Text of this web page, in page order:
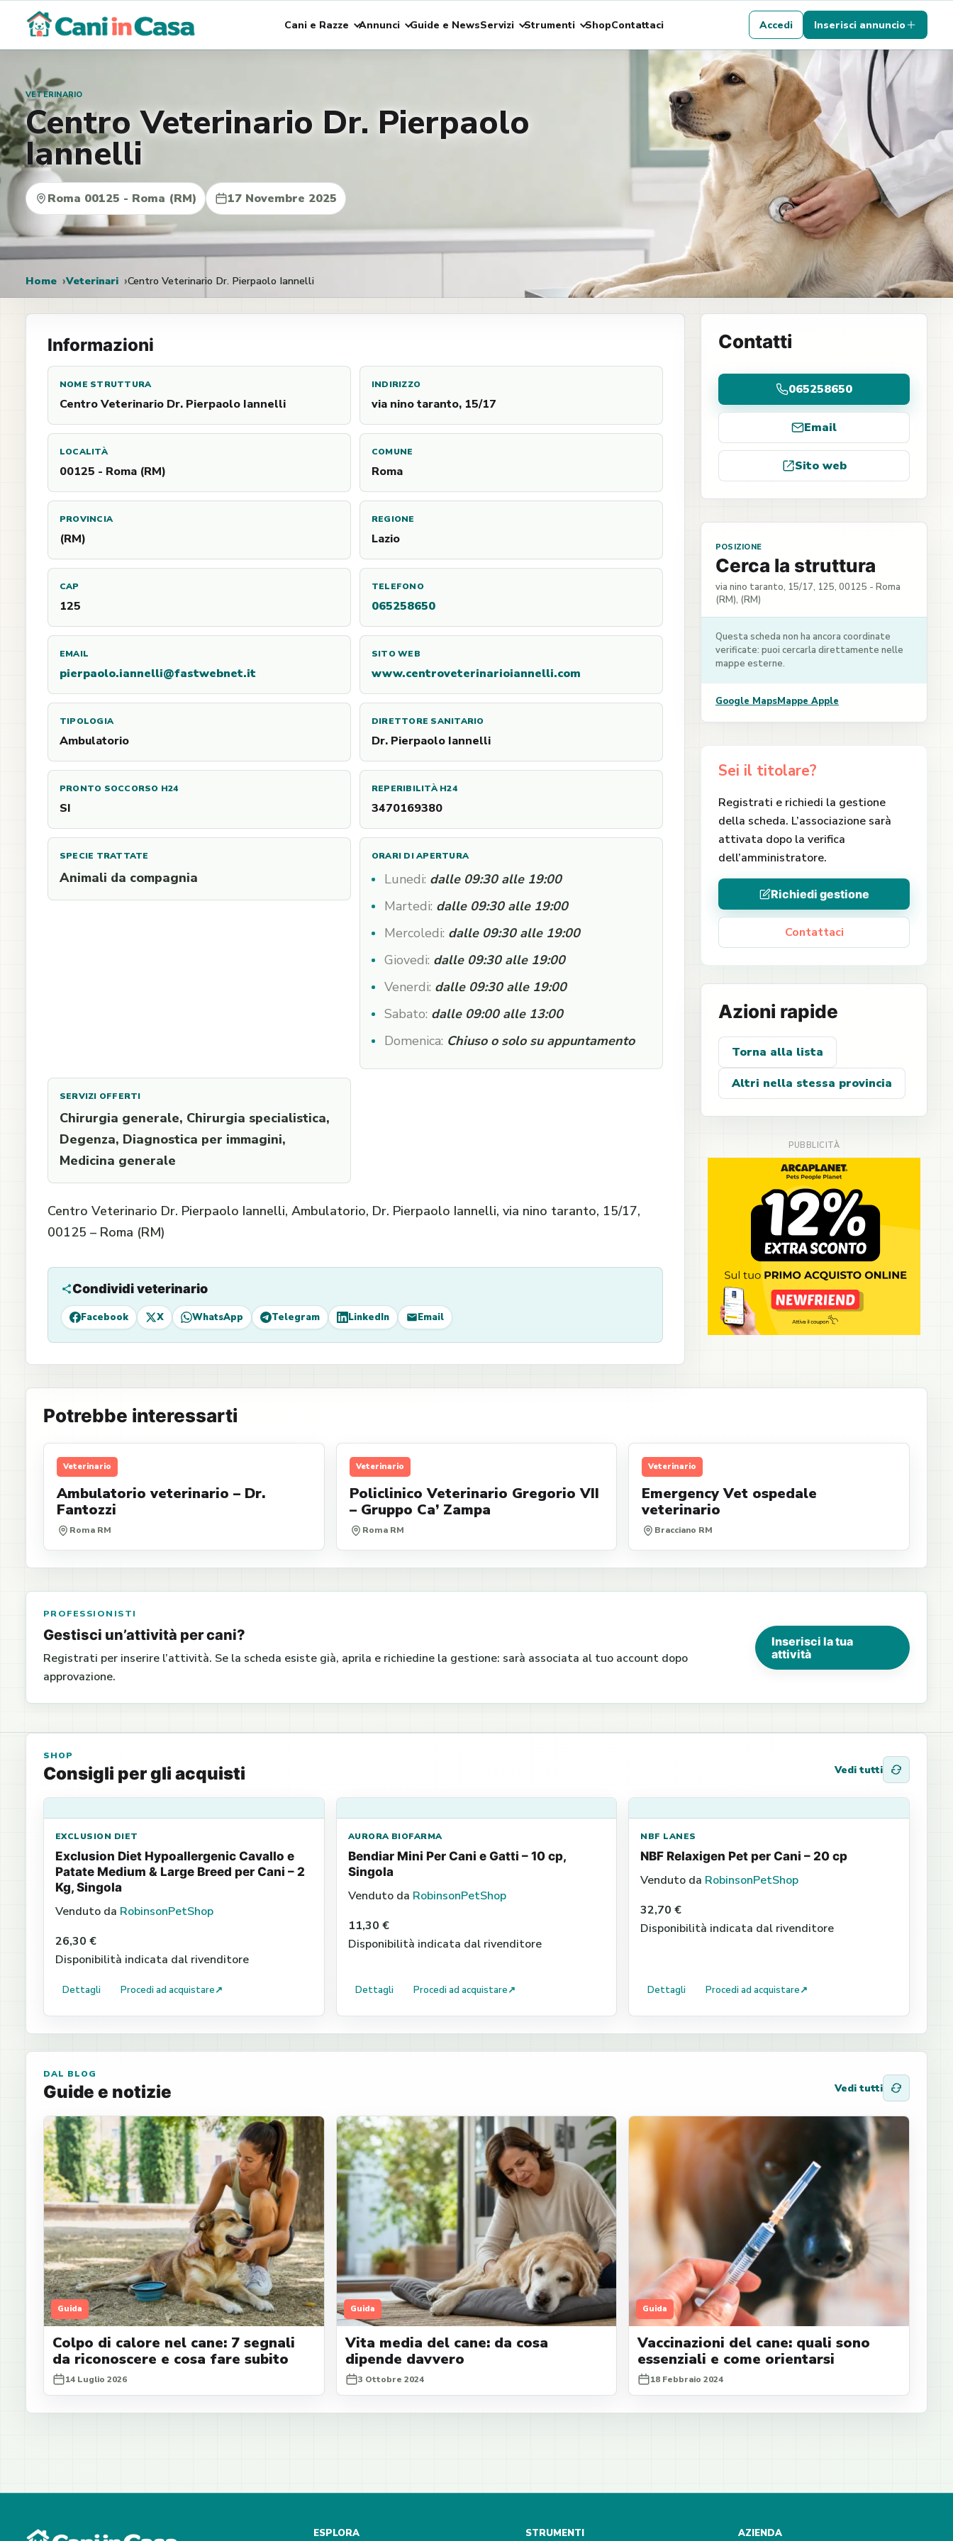
contenuto
Cani e Razze Annunci Guide e NewsServizi Strumenti ShopContattaci Accedi Inserisci annuncio
VETERINARIO
Centro Veterinario Dr. Pierpaolo
Iannelli
Roma 00125 - Roma (RM) 17 Novembre 2025
Home Veterinari Centro Veterinario Dr. Pierpaolo Iannelli
Informazioni
NOME STRUTTURA
Centro Veterinario Dr. Pierpaolo Iannelli
INDIRIZZO
via nino taranto, 15/17
LOCALITÀ
00125 - Roma (RM)
COMUNE
Roma
PROVINCIA
(RM)
REGIONE
Lazio
CAP
125
TELEFONO
065258650
EMAIL
pierpaolo.iannelli@fastwebnet.it
SITO WEB
www.centroveterinarioiannelli.com
TIPOLOGIA
Ambulatorio
DIRETTORE SANITARIO
Dr. Pierpaolo Iannelli
PRONTO SOCCORSO H24
SI
REPERIBILITÀ H24
3470169380
SPECIE TRATTATE
Animali da compagnia
ORARI DI APERTURA
Lunedi: dalle 09:30 alle 19:00
Martedi: dalle 09:30 alle 19:00
Mercoledi: dalle 09:30 alle 19:00
Giovedi: dalle 09:30 alle 19:00
Venerdi: dalle 09:30 alle 19:00
Sabato: dalle 09:00 alle 13:00
Domenica: Chiuso o solo su appuntamento
SERVIZI OFFERTI
Chirurgia generale, Chirurgia specialistica,
Degenza, Diagnostica per immagini,
Medicina generale
Centro Veterinario Dr. Pierpaolo Iannelli, Ambulatorio, Dr. Pierpaolo Iannelli, via nino taranto, 15/17,
00125 – Roma (RM)
Condividi veterinario
Facebook X WhatsApp Telegram LinkedIn Email
Contatti
065258650
Email
Sito web
POSIZIONE
Cerca la struttura
via nino taranto, 15/17, 125, 00125 - Roma
(RM), (RM)
Questa scheda non ha ancora coordinate
verificate: puoi cercarla direttamente nelle
mappe esterne.
Google MapsMappe Apple
Sei il titolare?
Registrati e richiedi la gestione
della scheda. L’associazione sarà
attivata dopo la verifica
dell’amministratore.
Richiedi gestione
Contattaci
Azioni rapide
Torna alla lista
Altri nella stessa provincia
Potrebbe interessarti
Veterinario
Ambulatorio veterinario – Dr.
Fantozzi
Roma RM
Veterinario
Policlinico Veterinario Gregorio VII
– Gruppo Ca’ Zampa
Roma RM
Veterinario
Emergency Vet ospedale
veterinario
Bracciano RM
PROFESSIONISTI
Gestisci un’attività per cani?
Registrati per inserire l’attività. Se la scheda esiste già, aprila e richiedine la gestione: sarà associata al tuo account dopo
approvazione.
Inserisci la tua
attività
SHOP
Consigli per gli acquisti Vedi tutti
EXCLUSION DIET
Exclusion Diet Hypoallergenic Cavallo e
Patate Medium & Large Breed per Cani – 2
Kg, Singola
Venduto da RobinsonPetShop
26,30 €
Disponibilità indicata dal rivenditore
Dettagli Procedi ad acquistare↗
AURORA BIOFARMA
Bendiar Mini Per Cani e Gatti – 10 cp,
Singola
Venduto da RobinsonPetShop
11,30 €
Disponibilità indicata dal rivenditore
Dettagli Procedi ad acquistare↗
NBF LANES
NBF Relaxigen Pet per Cani – 20 cp
Venduto da RobinsonPetShop
32,70 €
Disponibilità indicata dal rivenditore
Dettagli Procedi ad acquistare↗
DAL BLOG
Guide e notizie Vedi tutti
Guida
Colpo di calore nel cane: 7 segnali
da riconoscere e cosa fare subito
14 Luglio 2026
Guida
Vita media del cane: da cosa
dipende davvero
3 Ottobre 2024
Guida
Vaccinazioni del cane: quali sono
essenziali e come orientarsi
18 Febbraio 2024
ESPLORA STRUMENTI AZIENDA